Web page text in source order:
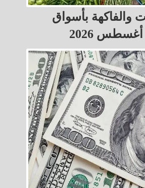
والفاكهة بأسواق